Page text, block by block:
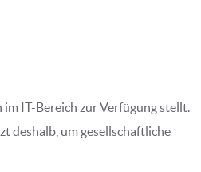
IT-Bereich zur Verfügung stellt.
deshalb, um gesellschaftliche